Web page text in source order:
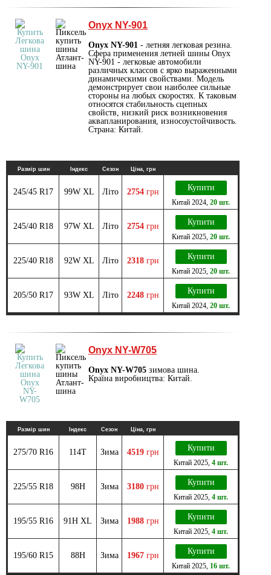
Onyx NY-901
Onyx NY-901 - летняя легковая резина.
Сфера применения летней шины Onyx
NY-901 - легковые автомобили
различных классов с ярко выраженными
динамическими свойствами. Модель
демонстрирует свои наиболее сильные
стороны на любых скоростях. К таковым
относятся стабильность сцепных
свойств, низкий риск возникновения
аквапланирования, износоустойчивость.
Страна: Китай.
Размір шин Індекс Сезон Ціна, грн
245/45 R17 99W XL Літо 2754 грн Купити
Китай 2024 20 шт.
245/40 R18 97W XL Літо 2754 грн Купити
Китай 2025 20 шт.
225/40 R18 92W XL Літо 2318 грн Купити
Китай 2025 20 шт.
205/50 R17 93W XL Літо 2248 грн Купити
Китай 2024 20 шт.
Onyx NY-W705
Onyx NY-W705 зимова шина.
Країна виробництва: Китай.
Размір шин Індекс Сезон Ціна, грн
275/70 R16 114T Зима 4519 грн Купити
Китай 2025 4 шт.
225/55 R18 98H Зима 3180 грн Купити
Китай 2025 4 шт.
195/55 R16 91H XL Зима 1988 грн Купити
Китай 2025 4 шт.
195/60 R15 88H Зима 1967 грн Купити
Китай 2025 16 шт.